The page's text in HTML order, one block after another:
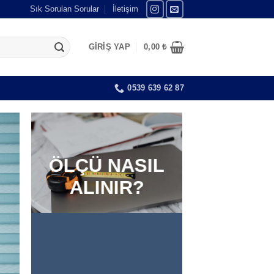
Sık Sorulan Sorular İletişim
GIRIŞ YAP 0,00₺
0539 639 62 87
ÖLÇÜ NASIL
ALINIR?